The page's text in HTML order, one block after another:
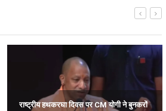
राष्ट्रीय हथकरघा दिवस पर CM योगी ने बुनकरों